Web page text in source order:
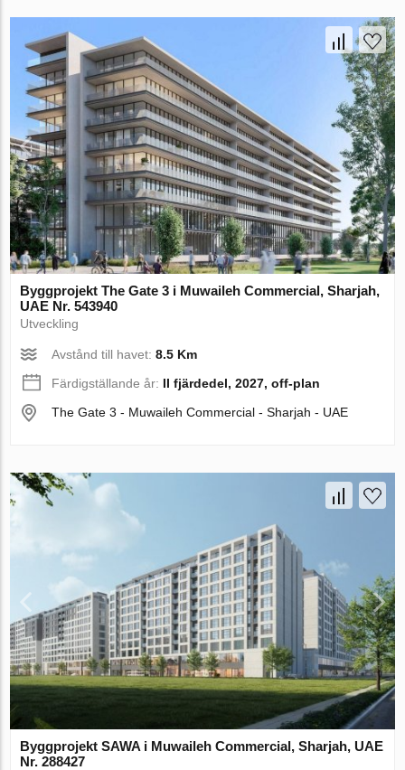
Byggprojekt The Gate 3 i Muwaileh Commercial, Sharjah,
UAE Nr. 543940
Utveckling
Avstånd till havet:8.5 Km
Färdigställande år: II fjärdedel, 2027, off-plan
The Gate 3 - Muwaileh Commercial - Sharjah - UAE
Byggprojekt SAWA i Muwaileh Commercial, Sharjah, UAE
Nr. 288427